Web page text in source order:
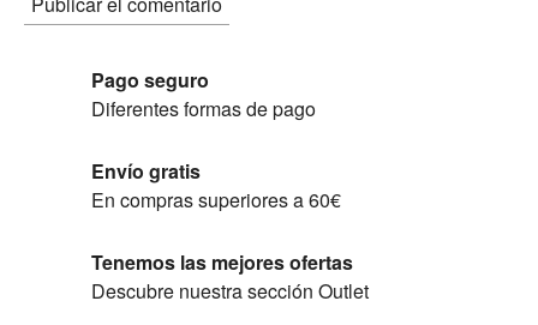
Pago seguro
Diferentes formas de pago
Envío gratis
En compras superiores a 60€
Tenemos las mejores ofertas
Descubre nuestra sección Outlet